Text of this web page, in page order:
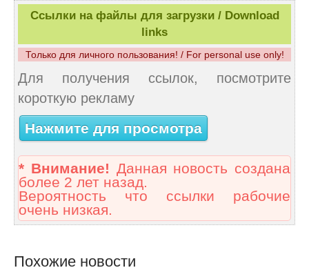
Ссылки на файлы для загрузки / Download
links
Только для личного пользования! / For personal use only!
Для получения ссылок, посмотрите
короткую рекламу
Нажмите для просмотра
* Внимание! Данная новость создана
более 2 лет назад.
Вероятность что ссылки рабочие
очень низкая.
Похожие новости